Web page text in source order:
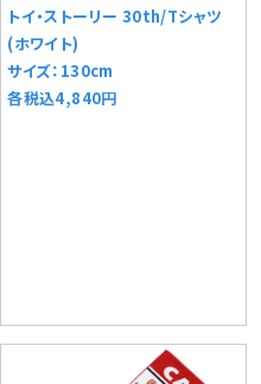
トイ・ストーリー 30th/Tシャツ
(ホワイト)
サイズ：130cm
各税込4,840円